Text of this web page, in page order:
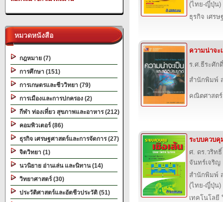
หมวดหนังสือ
กฎหมาย (7)
การศึกษา (151)
การเกษตรและชีววิทยา (79)
การเมืองและการปกครอง (2)
กีฬา ท่องเที่ยว สุขภาพและอาหาร (212)
คอมพิวเตอร์ (86)
ธุรกิจ เศรษฐศาสตร์และการจัดการ (27)
จิตวิทยา (1)
นวนิยาย อ่านเล่น และนิทาน (14)
วิทยาศาสตร์ (30)
ประวัติศาสตร์และอัตชีวประวัติ (51)
(ไทย-ญี่ปุ่น)
ธุรกิจ เศรษ
ความน่าจะ
ร.ศ.ธีระศัก
สำนักพิมพ์
คณิตศาสตร์
ระบบควบคุ
ศ. ดร.วริท
จันทร์เจริญ
สำนักพิมพ์
(ไทย-ญี่ปุ่น)
เทคโนโลยี